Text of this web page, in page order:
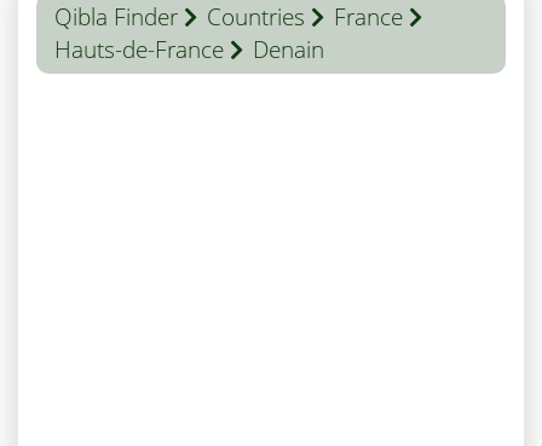
Qibla Finder Countries
France
Hauts-de-France
Denain